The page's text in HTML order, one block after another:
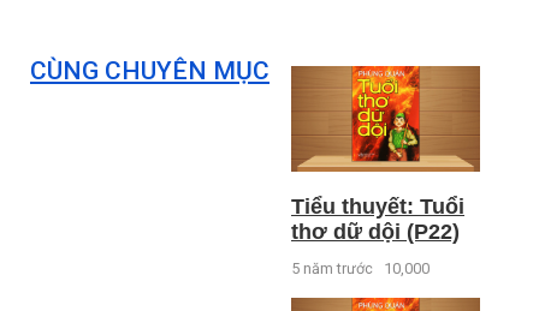
CÙNG CHUYÊN MỤC
Tiểu thuyết: Tuổi
thơ dữ dội (P22)
5 năm trước 10,000